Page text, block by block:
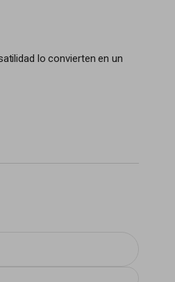
lo convierten en un